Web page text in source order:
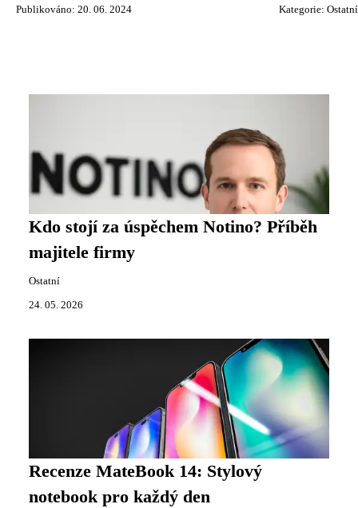
Publikováno: 20. 06. 2024 Kategorie: Ostatní
Kdo stojí za úspěchem Notino? Příběh
majitele firmy
Ostatní
24. 05. 2026
Recenze MateBook 14: Stylový
notebook pro každý den